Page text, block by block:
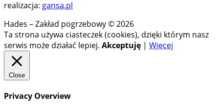
realizacja: gansa.pl
Hades – Zakład pogrzebowy © 2026
Ta strona używa ciasteczek (cookies), dzięki którym nasz
serwis może działać lepiej. Akceptuję | Więcej
Close
Privacy Overview